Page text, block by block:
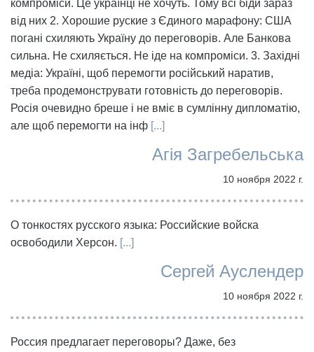
компроміси. Це українці не хочуть. Тому всі біди зараз
від них 2. Хорошие руские з Єдиного марафону: США
погані схиляють Україну до переговорів. Але Банкова
сильна. Не схиляється. Не іде на компроміси. 3. Західні
медіа: Україні, щоб перемогти російський наратив,
треба продемонструвати готовність до переговорів.
Росія очевидно бреше і не вміє в сумлінну дипломатію,
але щоб перемогти на інф [...]
Агія Загребельська
10 ноября 2022 г.
О тонкостях русского языка: Российские войска
освободили Херсон. [...]
Сергей Ауслендер
10 ноября 2022 г.
Россия предлагает переговоры? Даже, без